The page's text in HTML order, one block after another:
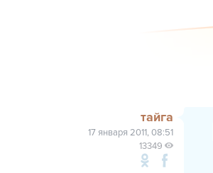
тайга
17 января 2011, 08:51
13349